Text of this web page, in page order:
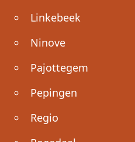
Linkebeek
Ninove
Pajottegem
Pepingen
Regio